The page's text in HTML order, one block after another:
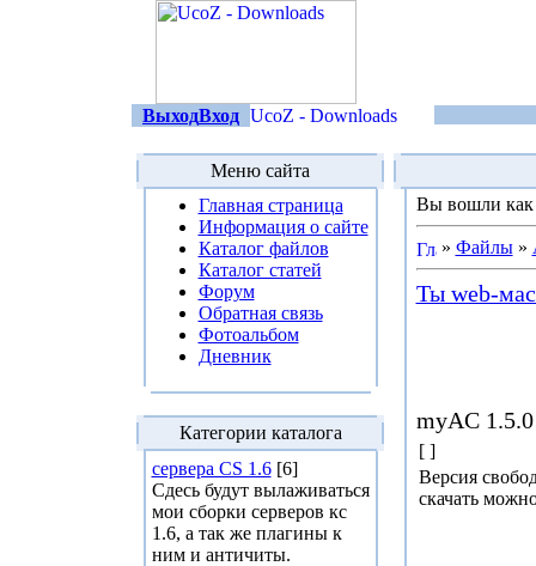
ВыходВход
Меню сайта
Главная страница
Информация о сайте
Каталог файлов
Каталог статей
Форум
Обратная связь
Фотоальбом
Дневник
Категории каталога
сервера CS 1.6 [6]
Сдесь будут вылаживаться
мои сборки серверов кс
1.6, а так же плагины к
ним и античиты.
Вы вошли
» Файлы»
Ты web-
myAC
[ ]
Версия
скачать